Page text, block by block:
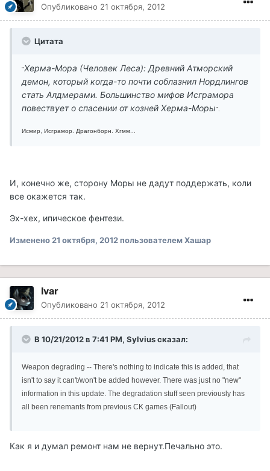
Опубликовано 21 октября, 2012
Цитата
"Херма-Мора (Человек Леса): Древний Атморский
демон, который когда-то почти соблазнил Нордлингов
стать Алдмерами. Большинство мифов Исграмора
повествует о спасении от козней Херма-Моры".
Исмир, Исграмор. Драгонборн. Хгмм...
И, конечно же, сторону Моры не дадут поддержать, коли
все окажется так.
Эх-хех, ипическое фентези.
Изменено21 октября, 2012пользователем Хашар
Ivar
Опубликовано 21 октября, 2012
В 10/21/2012 в 7:41 PM, Sylvius сказал:
Weapon degrading -- There's nothing to indicate this is added, that
isn't to say it can't/won't be added however. There was just no "new"
information in this update. The degradation stuff seen previously has
all been renemants from previous CK games (Fallout)
Как я и думал ремонт нам не вернут.Печально это.